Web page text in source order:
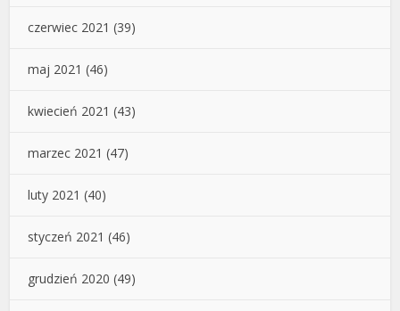
czerwiec 2021 (39)
maj 2021 (46)
kwiecień 2021 (43)
marzec 2021 (47)
luty 2021 (40)
styczeń 2021 (46)
grudzień 2020 (49)